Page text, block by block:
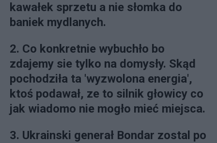
kawałek sprzetu a nie słomka do
baniek mydlanych.
2. Co konkretnie wybuchło bo
zdajemy sie tylko na domysły. Skąd
pochodziła ta 'wyzwolona energia',
ktoś podawał, ze to silnik głowicy co
jak wiadomo nie mogło mieć miejsca.
3. Ukrainski generał Bondar zostal po